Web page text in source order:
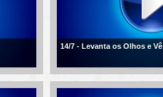
14/7 - Levanta os Olhos e Vê